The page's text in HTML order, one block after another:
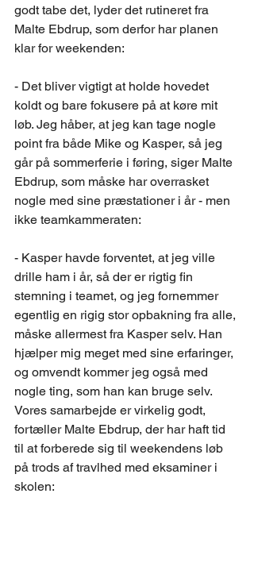
godt tabe det, lyder det rutineret fra
Malte Ebdrup, som derfor har planen
klar for weekenden:
- Det bliver vigtigt at holde hovedet
koldt og bare fokusere på at køre mit
løb. Jeg håber, at jeg kan tage nogle
point fra både Mike og Kasper, så jeg
går på sommerferie i føring, siger Malte
Ebdrup, som måske har overrasket
nogle med sine præstationer i år - men
ikke teamkammeraten:
- Kasper havde forventet, at jeg ville
drille ham i år, så der er rigtig fin
stemning i teamet, og jeg fornemmer
egentlig en rigig stor opbakning fra alle,
måske allermest fra Kasper selv. Han
hjælper mig meget med sine erfaringer,
og omvendt kommer jeg også med
nogle ting, som han kan bruge selv.
Vores samarbejde er virkelig godt,
fortæller Malte Ebdrup, der har haft tid
til at forberede sig til weekendens løb
på trods af travlhed med eksaminer i
skolen: